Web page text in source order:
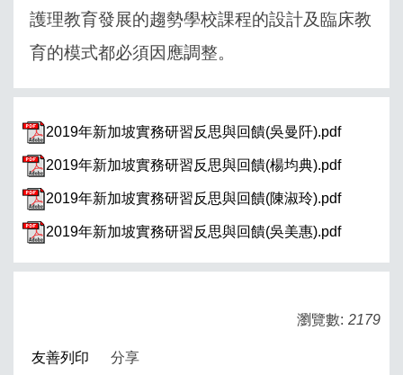
護理教育發展的趨勢學校課程的設計及臨床教
育的模式都必須因應調整。
2019年新加坡實務研習反思與回饋(吳曼阡).pdf
2019年新加坡實務研習反思與回饋(楊均典).pdf
2019年新加坡實務研習反思與回饋(陳淑玲).pdf
2019年新加坡實務研習反思與回饋(吳美惠).pdf
瀏覽數: 2179
友善列印 分享